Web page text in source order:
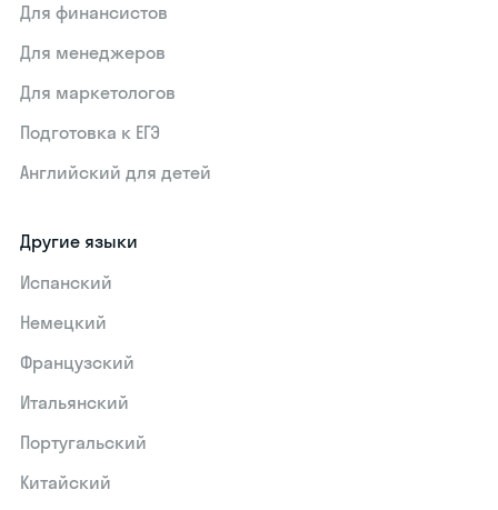
Для финансистов
Для менеджеров
Для маркетологов
Подготовка к ЕГЭ
Английский для детей
Другие языки
Испанский
Немецкий
Французский
Итальянский
Португальский
Китайский